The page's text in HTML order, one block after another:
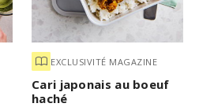
EXCLUSIVITÉ MAGAZINE
Cari japonais au boeuf
haché